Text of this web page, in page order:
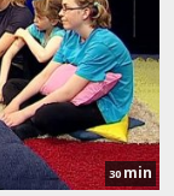
30 min